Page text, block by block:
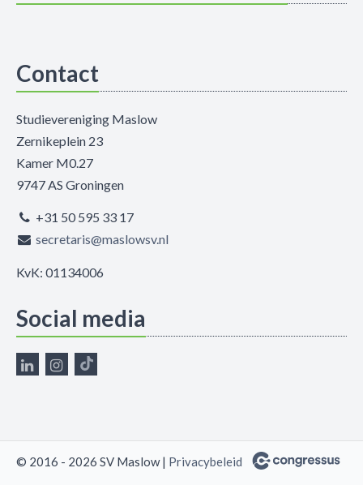
Contact
Studievereniging Maslow
Zernikeplein 23
Kamer M0.27
9747 AS Groningen
+31 50 595 33 17
secretaris@maslowsv.nl
KvK: 01134006
Social media
© 2016 - 2026 SV Maslow | Privacybeleid